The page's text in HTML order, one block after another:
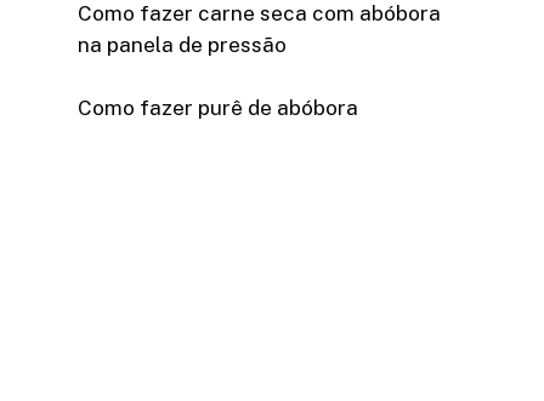
Como fazer carne seca com abóbora
na panela de pressão
Como fazer purê de abóbora